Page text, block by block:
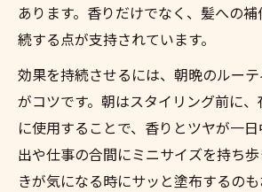
あります。香りだけでなく、髪への
続する点が支持されています。
効果を持続させるには、朝晩のルー
がコツです。朝はスタイリング前に
に使用することで、香りとツヤが一
出や仕事の合間にミニサイズを持ち
きが気になる時にサッと塗布するのも